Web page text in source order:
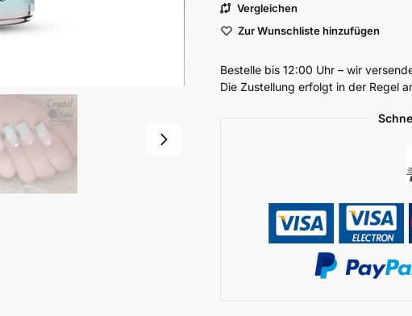
Vergleichen
Zur Wunschliste hinzufügen
Bestelle bis 12:00 Uhr – wir
Die Zustellung erfolgt in der Regel